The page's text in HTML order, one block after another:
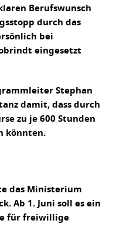
Berufswunsch
durch das
bei
eingesetzt
Stephan
damit, dass durch
zu je 600 Stunden
könnten.
das Ministerium
Ab 1. Juni soll es ein
für freiwillige